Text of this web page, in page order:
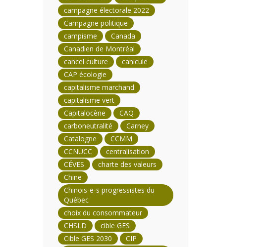
campagne électorale 2022
Campagne politique
campisme
Canada
Canadien de Montréal
cancel culture
canicule
CAP écologie
capitalisme marchand
capitalisme vert
Capitalocène
CAQ
carboneutralité
Carney
Catalogne
CCMM
CCNUCC
centralisation
CÉVES
charte des valeurs
Chine
Chinois-e-s progressistes du
Québec
choix du consommateur
CHSLD
cible GES
Cible GES 2030
CIP